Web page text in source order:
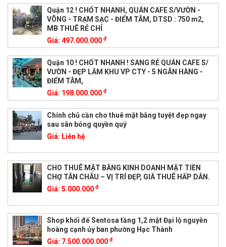
Quận 12 ! CHỐT NHANH, QUÁN CAFE S/VƯỜN -
VÕNG - TRẠM SẠC - ĐIỂM TÂM, DTSD : 750 m2,
MB THUÊ RẺ CHỈ
Giá: 497.000.000 đ
Quận 10 ! CHỐT NHANH ! SANG RẺ QUÁN CAFE S/
VƯỜN - ĐẸP LẮM KHU VP CTY - 5 NGÂN HÀNG -
ĐIỂM TÂM,
Giá: 198.000.000 đ
Chính chủ cần cho thuê mặt bằng tuyệt đẹp ngay
sau sân bóng quyền quý
Giá: Liên hệ
CHO THUÊ MẶT BẰNG KINH DOANH MẶT TIỀN
CHỢ TÂN CHÂU – VỊ TRÍ ĐẸP, GIÁ THUÊ HẤP DẪN.
Giá: 5.000.000 đ
Shop khối đế Sentosa tầng 1,2 mặt Đại lộ nguyễn
hoàng cạnh ủy ban phường Hạc Thành
Giá: 7.500.000.000 đ